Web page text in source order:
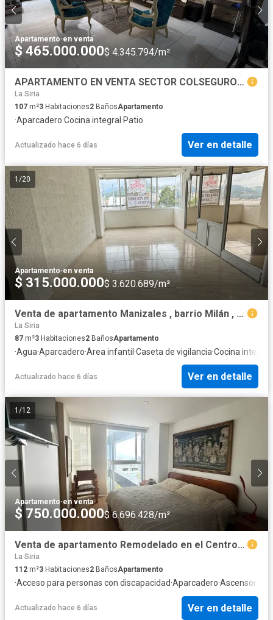
Apartamento·en venta
$ 465.000.000$ 4.345.794/m²
APARTAMENTO EN VENTA SECTOR COLSEGUROS (ALTA SUIZA)
La Siria
107 m²3 Habitaciones2 BañosApartamento
·Aparcadero·Cocina integral ·Patio
Actualizado hace 6 días Ver en detalle
1 /20
Apartamento·en venta
$ 315.000.000$ 3.620.689/m²
Venta de apartamento Manizales , barrio Milán , Amplio , Remodelado e iluminado.
La Siria
87 m²3 Habitaciones2 BañosApartamento
·Agua·Aparcadero·Área infantil ·Caseta de vigilancia·Cocina integral
Actualizado hace 6 días Ver en detalle
1 /12
Apartamento·en venta
$ 750.000.000$ 6.696.428/m²
Venta de apartamento Remodelado en el Centro, cerca al Centro Manizales
La Siria
112 m²3 Habitaciones2 BañosApartamento
·Acceso para personas con discapacidad·Aparcadero·Ascensor
Actualizado hace 6 días Ver en detalle